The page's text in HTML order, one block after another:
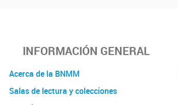
INFORMACIÓN GENERAL
Acerca de la BNMM
Salas de lectura y colecciones